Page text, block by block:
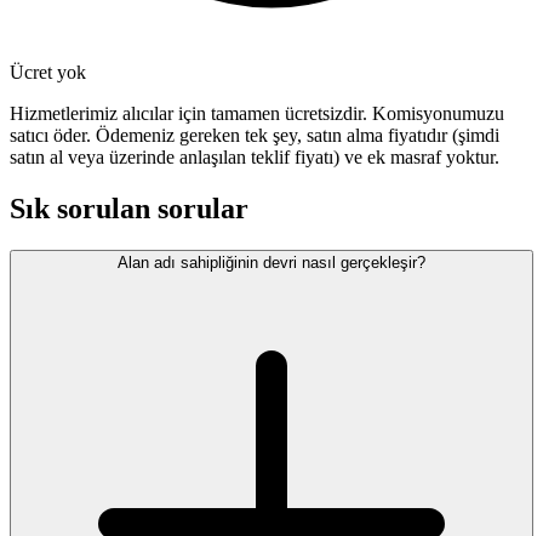
Ücret yok
Hizmetlerimiz alıcılar için tamamen ücretsizdir. Komisyonumuzu
satıcı öder. Ödemeniz gereken tek şey, satın alma fiyatıdır (şimdi
satın al veya üzerinde anlaşılan teklif fiyatı) ve ek masraf yoktur.
Sık sorulan sorular
Alan adı sahipliğinin devri nasıl gerçekleşir?